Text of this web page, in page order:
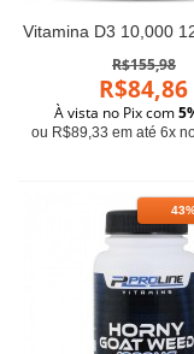
R$155,98
R$84,86
À vista no Pix com
ou R$89,33 em até 6x